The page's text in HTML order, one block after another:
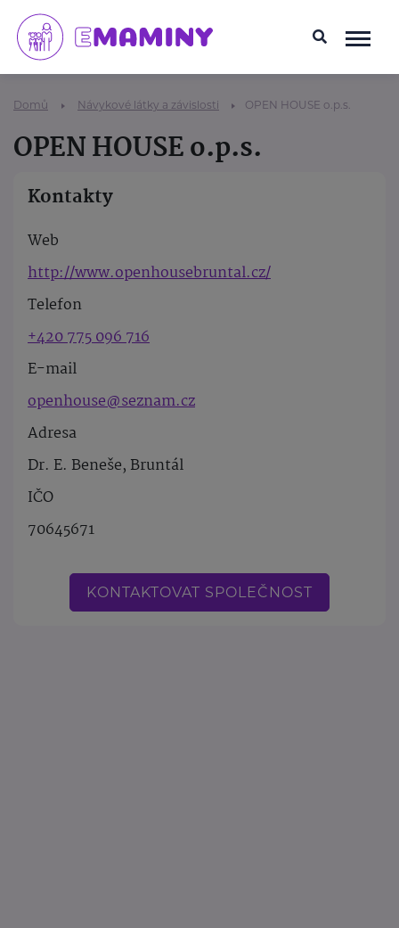
Domů Návykové látky a závislosti OPEN HOUSE o.p.s.
OPEN HOUSE o.p.s.
Kontakty
Web
http://www.openhousebruntal.cz/
Telefon
+420 775 096 716
E-mail
openhouse@seznam.cz
Adresa
Dr. E. Beneše, Bruntál
IČO
70645671
KONTAKTOVAT SPOLEČNOST